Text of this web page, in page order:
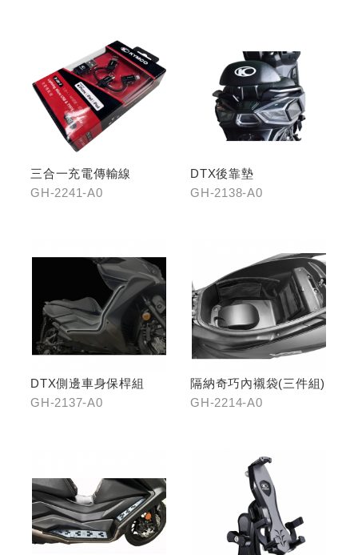
三合一充電傳輸線
GH-2241-A0
DTX後靠墊
GH-2138-A0
DTX側邊車身保桿組
GH-2137-A0
隔納奇巧內襯袋(三件組)
GH-2214-A0